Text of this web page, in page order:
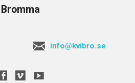
Bromma
info@kvibro.se